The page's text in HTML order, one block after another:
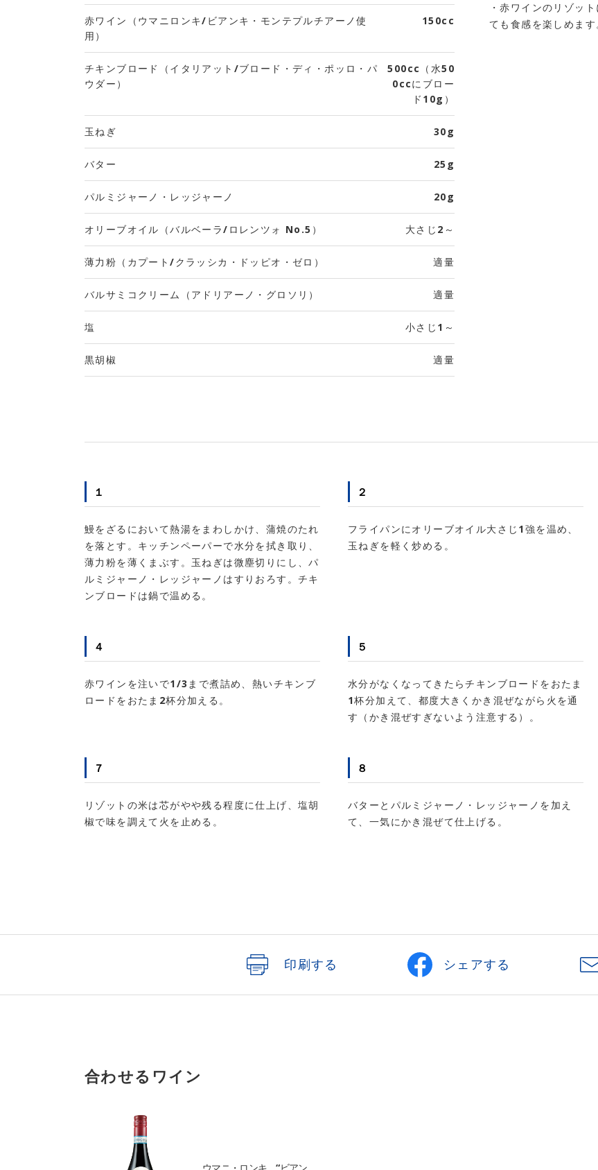
赤ワイン（ウマニロンキ/ビアンキ・モンテプルチアーノ使
用）
150cc
チキンブロード（イタリアット/ブロード・ディ・ポッロ・パ
ウダー）
500cc（水50
0ccにブロー
ド10g）
玉ねぎ 30g
バター 25g
パルミジャーノ・レッジャーノ 20g
オリーブオイル（バルベーラ/ロレンツォ No.5） 大さじ2～
薄力粉（カプート/クラッシカ・ドッピオ・ゼロ） 適量
バルサミコクリーム（アドリアーノ・グロソリ） 適量
塩 小さじ1～
黒胡椒 適量
・赤ワインのリゾッ
ても食感を楽しめます
１
鰻をざるにおいて熱湯をまわしかけ、蒲焼のたれ
を落とす。キッチンペーパーで水分を拭き取り、
薄力粉を薄くまぶす。玉ねぎは微塵切りにし、パ
ルミジャーノ・レッジャーノはすりおろす。チキ
ンブロードは鍋で温める。
２
フライパンにオリーブオイル大さじ1強を温め、
玉ねぎを軽く炒める。
４
赤ワインを注いで1/3まで煮詰め、熱いチキンブ
ロードをおたま2杯分加える。
５
水分がなくなってきたらチキンブロードをおたま
1杯分加えて、都度大きくかき混ぜながら火を通
す（かき混ぜすぎないよう注意する）。
７
リゾットの米は芯がやや残る程度に仕上げ、塩胡
椒で味を調えて火を止める。
８
バターとパルミジャーノ・レッジャーノを加え
て、一気にかき混ぜて仕上げる。
印刷する シェアする
合わせるワイン